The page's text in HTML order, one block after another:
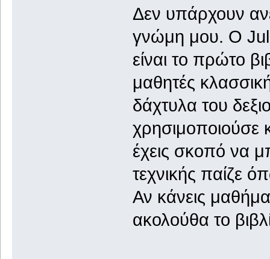
Δεν υπάρχουν
γνώμη μου. Ο
είναι το πρώτο
μαθητές
δάχτυλα του
χρησιμοποιούσε
έχεις σκοπό να
τεχνικής παίζε
Αν κάνεις
ακολούθα το